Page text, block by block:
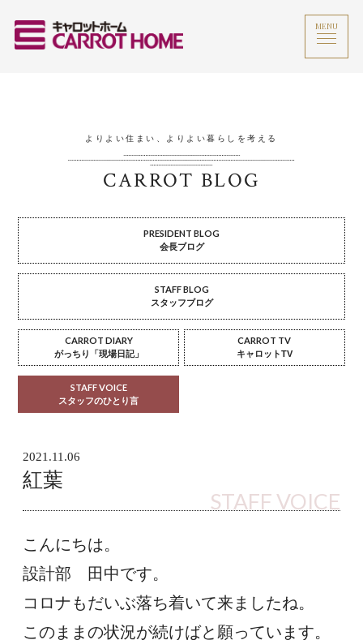
MENU
よりよい住まい、よりよい暮らしを考える
CARROT BLOG
PRESIDENT BLOG
会長ブログ
STAFF BLOG
スタッフブログ
CARROT DIARY
がっちり「現場日記」
CARROT TV
キャロットTV
STAFF VOICE
スタッフのひとり言
2021.11.06
紅葉
STAFF VOICE
こんにちは。
設計部　田中です。
コロナもだいぶ落ち着いて来ましたね。
このままの状況が続けばと願っています。